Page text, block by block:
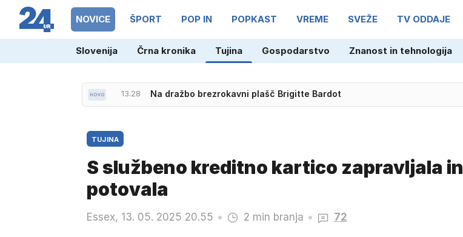
NOVICE ŠPORT POP IN POPKAST VREME SVEŽE TV ODDAJE
Slovenija Črna kronika Tujina Gospodarstvo Znanost in tehnologija
Na dražbo brezrokavni plašč Brigitte Bardot
12.39 Ko očala postanejo oči Velikega brata
TUJINA
S službeno kreditno kartico zapravljala in
potovala
Essex, 13. 05. 2025 20.55 2 min branja 72